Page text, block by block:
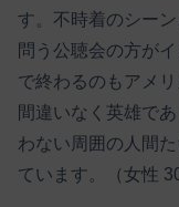
す。不時着のシー
問う公聴会の方が
で終わるのもアメ
間違いなく英雄で
わない周囲の人間
ています。（女性